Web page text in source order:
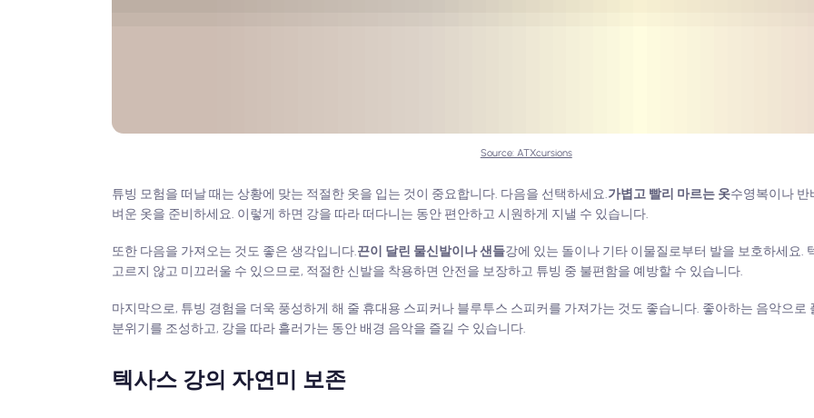
Source: ATXcursions
튜빙 모험을 떠날 때는 상황에 맞는 적절한 옷을 입는 것이 중요합니다. 다음을 선택하세요.가볍고 빨리 마르는 옷수영복이나 반
벼운 옷을 준비하세요. 이렇게 하면 강을 따라 떠다니는 동안 편안하고 시원하게 지낼 수 있습니다.
또한 다음을 가져오는 것도 좋은 생각입니다.끈이 달린 물신발이나 샌들강에 있는 돌이나 기타 이물질로부터 발을 보호하세요.
고르지 않고 미끄러울 수 있으므로, 적절한 신발을 착용하면 안전을 보장하고 튜빙 중 불편함을 예방할 수 있습니다.
마지막으로, 튜빙 경험을 더욱 풍성하게 해 줄 휴대용 스피커나 블루투스 스피커를 가져가는 것도 좋습니다. 좋아하는 음악으로
분위기를 조성하고, 강을 따라 흘러가는 동안 배경 음악을 즐길 수 있습니다.
텍사스 강의 자연미 보존